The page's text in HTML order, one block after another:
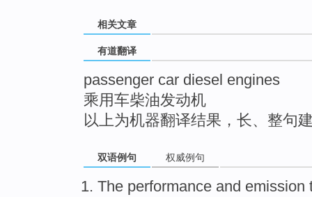
相关文章
有道翻译
passenger car diesel engines
乘用车柴油发动机
以上为机器翻译结果，长、整句
双语例句 权威例句
The performance and emission